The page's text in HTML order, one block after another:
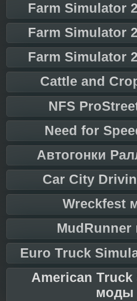
Farm Simulator
Farm Simulator
Farm Simulator
Cattle and
NFS
Need for
Автогонки
Car City
Wreckfest
Euro Truck
American
моды